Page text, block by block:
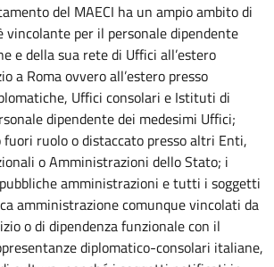
del MAECI ha un ampio ambito di
vincolante per il personale dipendente
e della sua rete di Uffici all’estero
a Roma ovvero all’estero presso
Uffici consolari e Istituti di
dipendente dei medesimi Uffici;
fuori ruolo o distaccato presso altri Enti,
o Amministrazioni dello Stato; i
amministrazioni e tutti i soggetti
amministrazione comunque vincolati da
o di dipendenza funzionale con il
diplomatico-consolari italiane,